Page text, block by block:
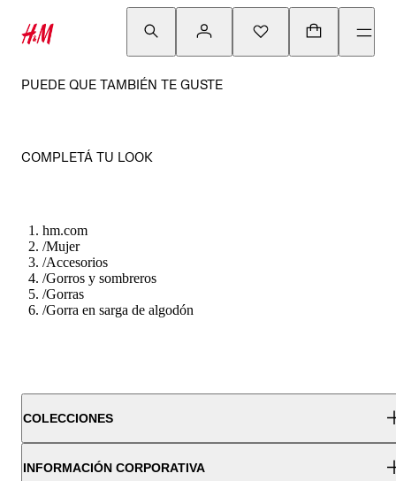
PUEDE QUE TAMBIÉN TE GUSTE
COMPLETÁ TU LOOK
hm.com
/Mujer
/Accesorios
/Gorros y sombreros
/Gorras
/Gorra en sarga de algodón
COLECCIONES
INFORMACIÓN CORPORATIVA